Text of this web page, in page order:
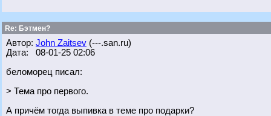
Re: Бэтмен?
Автор: John Zaitsev (---.san.ru)
Дата: 08-01-25 02:06
беломорец писал:
> Тема про первого.
А причём тогда выпивка в теме про подарки?